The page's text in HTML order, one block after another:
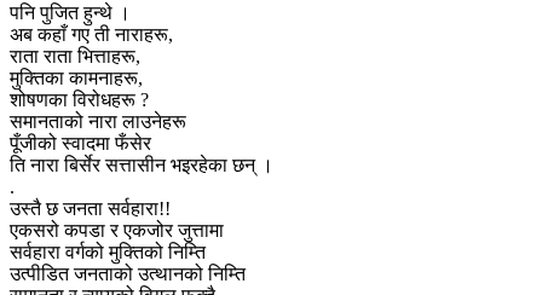
पनि पुजित हुन्थे ।
अब कहाँ गए ती नाराहरू,
राता राता भित्ताहरू,
मुक्तिका कामनाहरू,
शोषणका विरोधहरू ?
समानताको नारा लाउनेहरू
पूँजीको स्वादमा फँसेर
ति नारा बिर्सेर सत्तासीन भइरहेका छन् ।
.
उस्तै छ जनता सर्वहारा!!
एकसरो कपडा र एकजोर जुत्तामा
सर्वहारा वर्गको मुक्तिको निम्ति
उत्पीडित जनताको उत्थानको निम्ति